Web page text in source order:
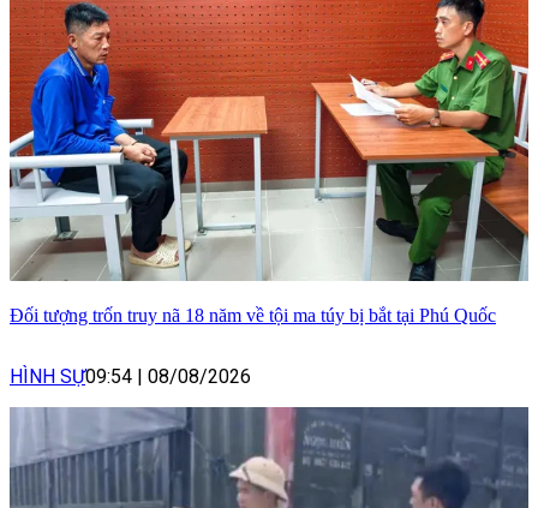
Đối tượng trốn truy nã 18 năm về tội ma túy bị bắt tại Phú Quốc
HÌNH SỰ09:54 | 08/08/2026